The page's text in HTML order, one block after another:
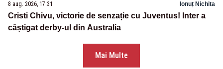
8 aug. 2026, 17:31 Ionuț Nichita
Cristi Chivu, victorie de senzație cu Juventus! Inter a
câștigat derby-ul din Australia
Mai Multe